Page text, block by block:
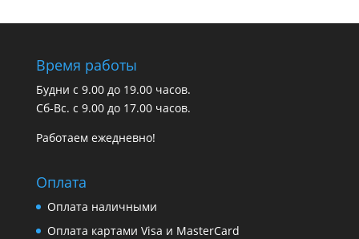
Время работы
Будни с 9.00 до 19.00 часов.
Сб-Вс. с 9.00 до 17.00 часов.
Работаем ежедневно!
Оплата
Оплата наличными
Оплата картами Visa и MasterCard